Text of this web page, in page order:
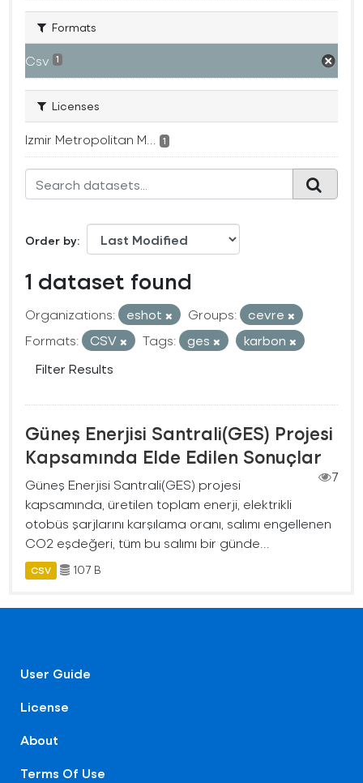
Formats
Csv 1
Licenses
Izmir Metropolitan M... 1
Order by
1 dataset found
Organizations: eshot Groups:
cevre
Formats:
CSV Tags: ges
karbon
Filter Results
Güneş Enerjisi Santrali(GES) Projesi
Kapsamında Elde Edilen Sonuçlar
7
Güneş Enerjisi Santrali(GES) projesi
kapsamında, üretilen toplam enerji, elektrikli
otobüs şarjlarını karşılama oranı, salımı engellenen
CO2 eşdeğeri, tüm bu salımı bir günde...
CSV 107 B
User Guide
License
About
Terms Of Use